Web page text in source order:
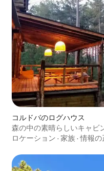
コルドバのログハウス
森の中の素晴らしいキャビ
ロケーション · 家族 ·情報の